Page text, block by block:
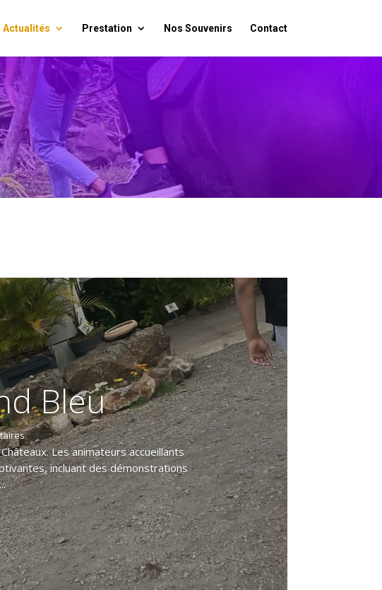
Actualités Prestation Nos Souvenirs Contact
Bleu
Les animateurs accueillants
incluant des démonstrations